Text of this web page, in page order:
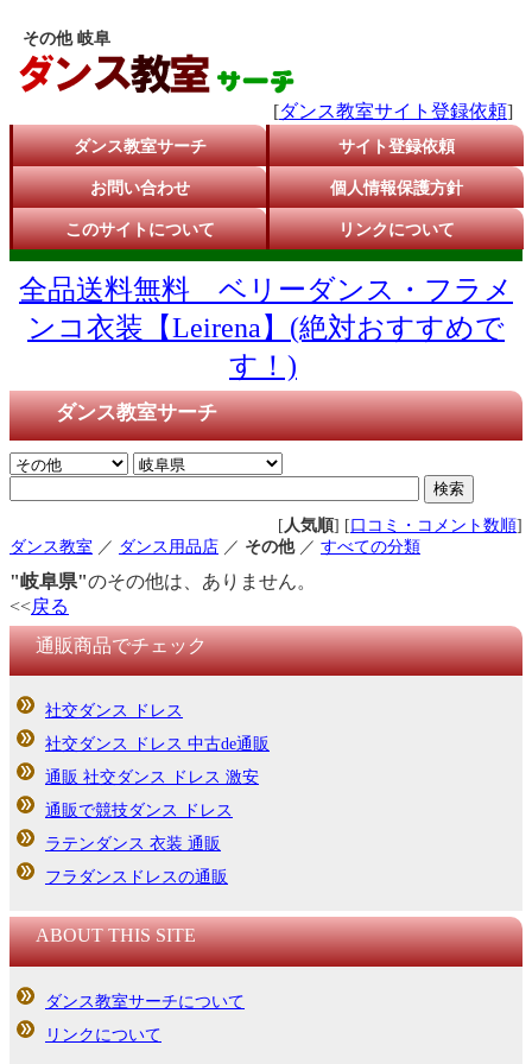
その他 岐阜
[ダンス教室サイト登録依頼]
ダンス教室サーチ サイト登録依頼
お問い合わせ 個人情報保護方針
このサイトについて リンクについて
全品送料無料 ベリーダンス・フラメ
ンコ衣装【Leirena】(絶対おすすめで
す！)
ダンス教室サーチ
[ 人気順] [ 口コミ・コメント数順]
ダンス教室 ／ ダンス用品店 ／ その他／ すべての分類
"岐阜県"のその他は、ありません。
<<戻る
通販商品でチェック
社交ダンス ドレス
社交ダンス ドレス 中古de通販
通販 社交ダンス ドレス 激安
通販で競技ダンス ドレス
ラテンダンス 衣装 通販
フラダンスドレスの通販
ABOUT THIS SITE
ダンス教室サーチについて
リンクについて